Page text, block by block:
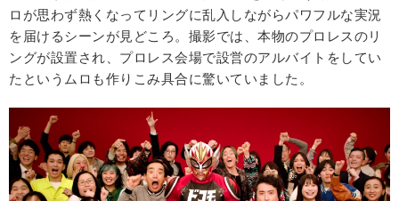
ロが思わず熱くなってリングに乱入しながらパワフルな実況
を届けるシーンが見どころ。撮影では、本物のプロレスのリ
ングが設置され、プロレス会場で設営のアルバイトをしてい
たというムロも作りこみ具合に驚いていました。